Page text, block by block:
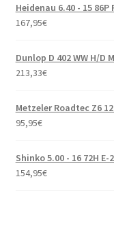
Heidenau 6.40 - 15 86P
167,95€
Dunlop D 402 WW H/D
213,33€
Metzeler Roadtec Z6
95,95€
Shinko 5.00 - 16 72H
154,95€